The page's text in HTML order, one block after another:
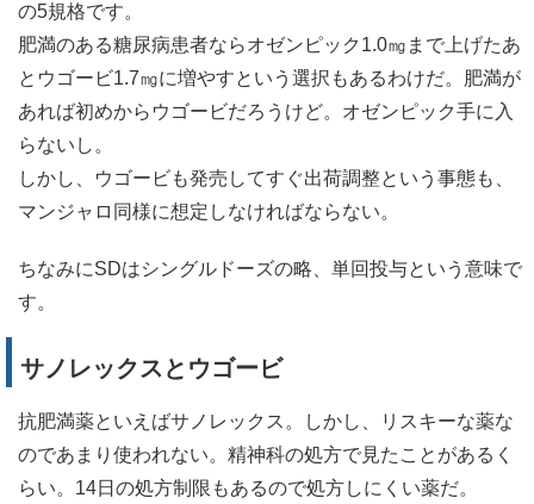
の5規格です。
肥満のある糖尿病患者ならオゼンピック1.0㎎まで上げたあ
とウゴービ1.7㎎に増やすという選択もあるわけだ。肥満が
あれば初めからウゴービだろうけど。オゼンピック手に入
らないし。
しかし、ウゴービも発売してすぐ出荷調整という事態も、
マンジャロ同様に想定しなければならない。
ちなみにSDはシングルドーズの略、単回投与という意味で
す。
サノレックスとウゴービ
抗肥満薬といえばサノレックス。しかし、リスキーな薬な
のであまり使われない。精神科の処方で見たことがあるく
らい。14日の処方制限もあるので処方しにくい薬だ。